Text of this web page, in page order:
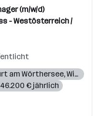
(m/w/d)
- Westösterreich /
am Wörthersee,Wien ,
€ jährlich